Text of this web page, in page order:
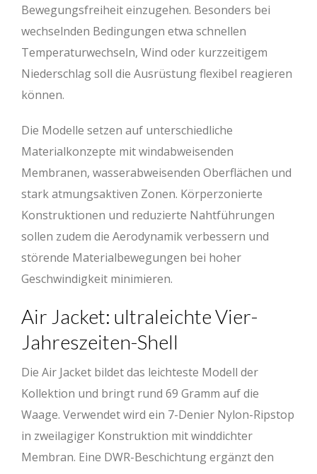
Bewegungsfreiheit einzugehen. Besonders bei
wechselnden Bedingungen etwa schnellen
Temperaturwechseln, Wind oder kurzzeitigem
Niederschlag soll die Ausrüstung flexibel reagieren
können.
Die Modelle setzen auf unterschiedliche
Materialkonzepte mit windabweisenden
Membranen, wasserabweisenden Oberflächen und
stark atmungsaktiven Zonen. Körperzonierte
Konstruktionen und reduzierte Nahtführungen
sollen zudem die Aerodynamik verbessern und
störende Materialbewegungen bei hoher
Geschwindigkeit minimieren.
Air Jacket: ultraleichte Vier-
Jahreszeiten-Shell
Die Air Jacket bildet das leichteste Modell der
Kollektion und bringt rund 69 Gramm auf die
Waage. Verwendet wird ein 7-Denier Nylon-Ripstop
in zweilagiger Konstruktion mit winddichter
Membran. Eine DWR-Beschichtung ergänzt den